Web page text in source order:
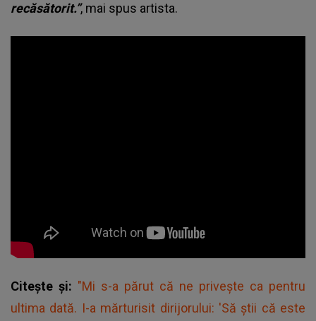
recăsătorit.”, mai spus artista.
Citește și: "Mi s-a părut că ne privește ca pentru
ultima dată. I-a mărturisit dirijorului: 'Să știi că este